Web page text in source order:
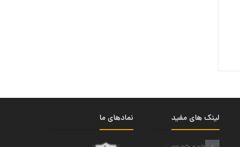
لینک های مفید نمادهای ما